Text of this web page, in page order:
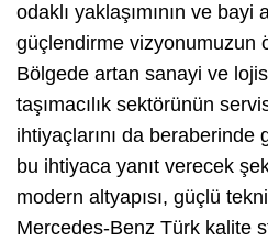
odaklı yaklaşımının ve bayi
güçlendirme vizyonumuzun
Bölgede artan sanayi ve
taşımacılık sektörünün
ihtiyaçlarını da beraberinde
bu ihtiyaca yanıt verecek
modern altyapısı, güçlü
Mercedes-Benz Türk kalite